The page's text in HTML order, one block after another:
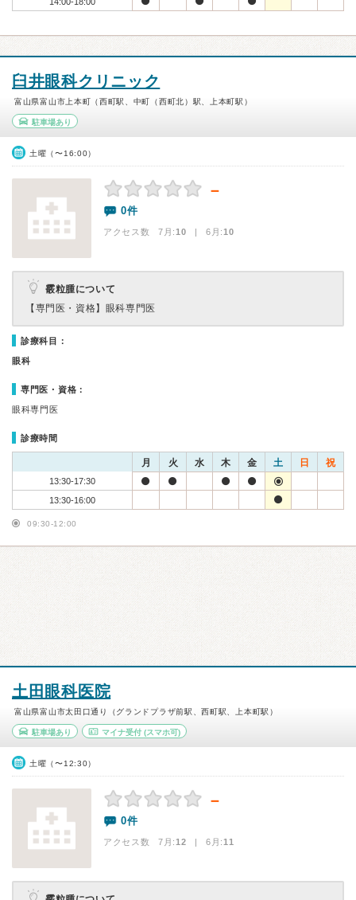
臼井眼科クリニック
富山県富山市上本町（西町駅、中町（西町北）駅、上本町駅）
駐車場あり
土曜（〜16:00）
－
0件
アクセス数 7月:10 | 6月:10
霰粒腫について
【専門医・資格】 眼科専門医
診療科目：
眼科
専門医・資格：
眼科専門医
診療時間
月 火 水 木 金 土 日 祝
13:30-17:30
13:30-16:00
09:30-12:00
土田眼科医院
富山県富山市太田口通り（グランドプラザ前駅、西町駅、上本町駅）
駐車場あり マイナ受付(スマホ可)
土曜（〜12:30）
－
0件
アクセス数 7月:12 | 6月:11